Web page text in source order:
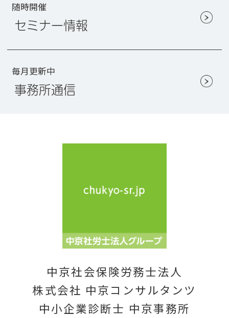
随時開催
セミナー情報
毎月更新中
事務所通信
中京社会保険労務士法人
株式会社 中京コンサルタンツ
中小企業診断士 中京事務所